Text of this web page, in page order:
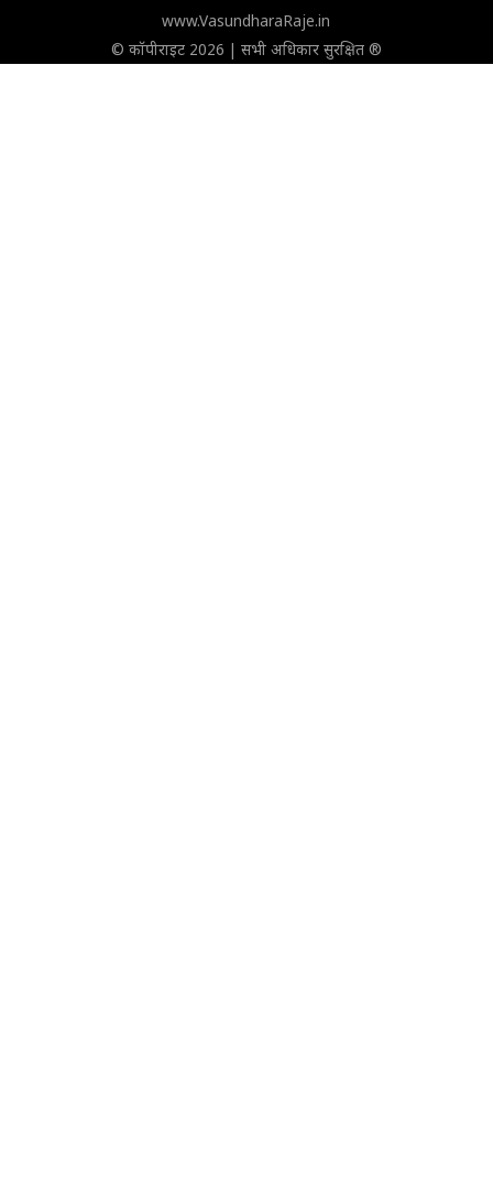
www.VasundharaRaje.in
© कॉपीराइट 2026 | सभी अधिकार सुरक्षित ®